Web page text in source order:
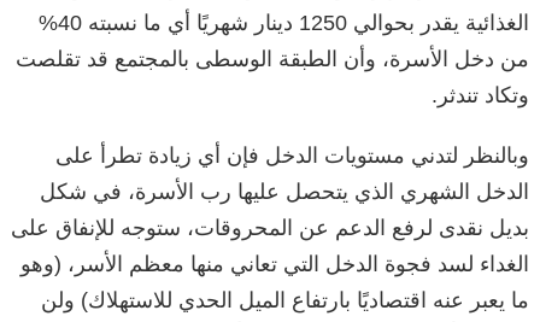
الغذائية يقدر بحوالي 1250 دينار شهريًا أي ما نسبته 40%
من دخل الأسرة، وأن الطبقة الوسطى بالمجتمع قد تقلصت
وتكاد تندثر.
وبالنظر لتدني مستويات الدخل فإن أي زيادة تطرأ على
الدخل الشهري الذي يتحصل عليها رب الأسرة، في شكل
بديل نقدى لرفع الدعم عن المحروقات، ستوجه للإنفاق على
الغداء لسد فجوة الدخل التي تعاني منها معظم الأسر، (وهو
ما يعبر عنه اقتصاديًا بارتفاع الميل الحدي للاستهلاك) ولن